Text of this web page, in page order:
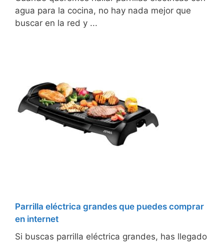
agua para la cocina, no hay nada mejor que
buscar en la red y ...
Parrilla eléctrica grandes que puedes comprar
en internet
Si buscas parrilla eléctrica grandes, has llegado